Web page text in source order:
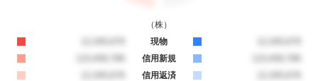
（株）
現物
信用新規
信用返済